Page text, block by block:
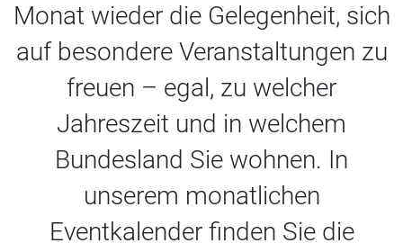
Monat wieder die Gelegenheit, sich
auf besondere Veranstaltungen zu
freuen – egal, zu welcher
Jahreszeit und in welchem
Bundesland Sie wohnen. In
unserem monatlichen
Eventkalender finden Sie die